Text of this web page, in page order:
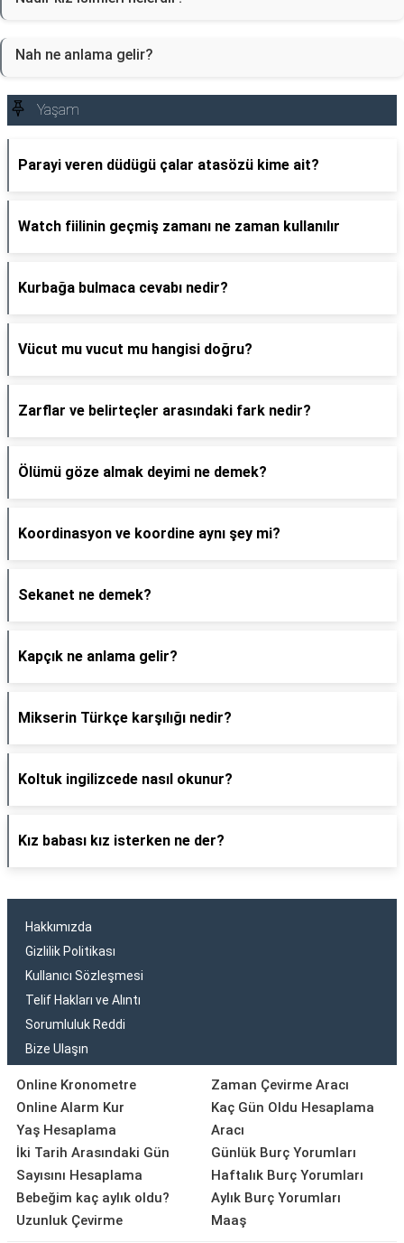
Nah ne anlama gelir?
Yaşam
Parayi veren düdügü çalar atasözü kime ait?
Watch fiilinin geçmiş zamanı ne zaman kullanılır
Kurbağa bulmaca cevabı nedir?
Vücut mu vucut mu hangisi doğru?
Zarflar ve belirteçler arasındaki fark nedir?
Ölümü göze almak deyimi ne demek?
Koordinasyon ve koordine aynı şey mi?
Sekanet ne demek?
Kapçık ne anlama gelir?
Mikserin Türkçe karşılığı nedir?
Koltuk ingilizcede nasıl okunur?
Kız babası kız isterken ne der?
Hakkımızda
Gizlilik Politikası
Kullanıcı Sözleşmesi
Telif Hakları ve Alıntı
Sorumluluk Reddi
Bize Ulaşın
Online Kronometre
Online Alarm Kur
Yaş Hesaplama
İki Tarih Arasındaki Gün
Sayısını Hesaplama
Bebeğim kaç aylık oldu?
Uzunluk Çevirme
Zaman Çevirme Aracı
Kaç Gün Oldu Hesaplama
Aracı
Günlük Burç Yorumları
Haftalık Burç Yorumları
Aylık Burç Yorumları
Maaş